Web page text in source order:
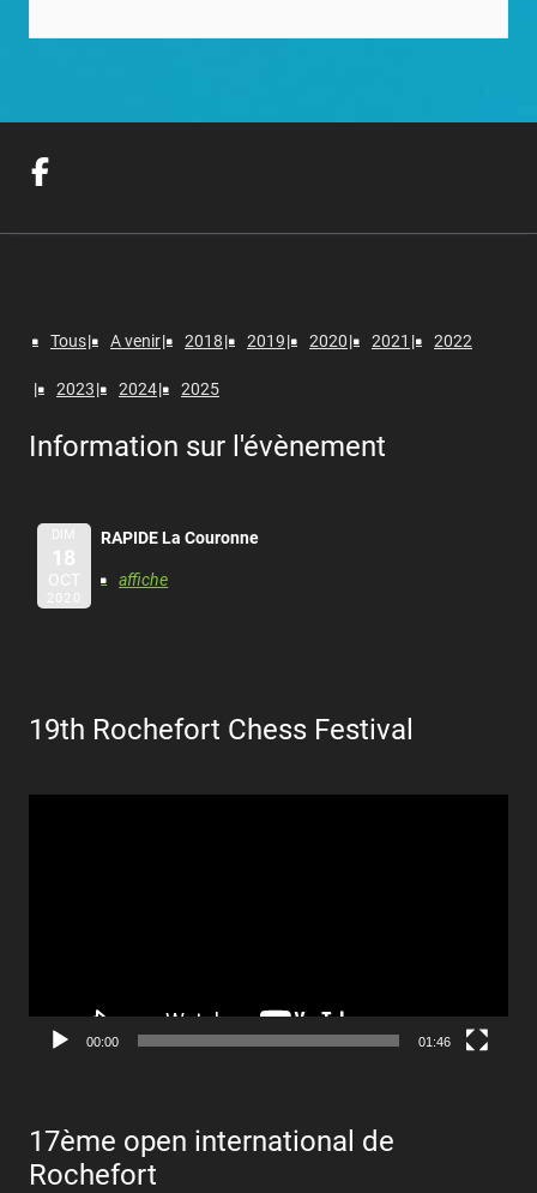
Tous A venir 2018 2019 2020 2021 2022
2023 2024 2025
Information sur l'évènement
DIM
18
OCT
2020
RAPIDE La Couronne
affiche
19th Rochefort Chess Festival
00:00 01:46
17ème open international de
Rochefort